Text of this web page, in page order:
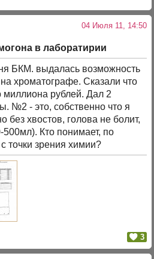
04 Июля 11, 14:50
в лаборатирии
БКМ. выдалась возможность
хроматографе. Сказали что
миллиона рублей. Дал 2
№2 - это, собственно что я
без хвостов, голова не болит,
Кто понимает, по
точки зрения химии?
3